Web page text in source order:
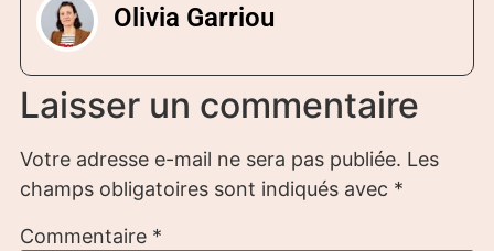
Olivia Garriou
Laisser un commentaire
Votre adresse e-mail ne sera pas publiée. Les
champs obligatoires sont indiqués avec *
Commentaire *